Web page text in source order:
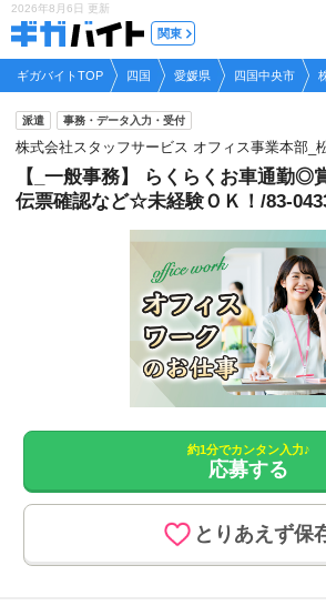
2026年8月6日 更新
関東
ギガバイトTOP 四国 愛媛県 四国中央市
派遣 事務・データ入力・受付
株式会社スタッフサービス オフィス事業本部_
【_一般事務】 らくらくお車通勤◎
伝票確認など☆未経験ＯＫ！/83-
約1分でカンタン入力♪
応募する
とりあえず保